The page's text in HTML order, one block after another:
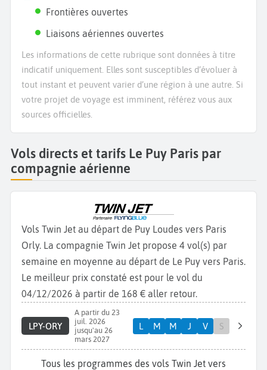
Frontières ouvertes
Liaisons aériennes ouvertes
Les informations de cette rubrique sont données à titre
indicatif uniquement. Elles sont susceptibles d’évoluer à
tout instant et peuvent varier d’une région à une autre. Si
votre projet de voyage est imminent, référez vous aux
sources officielles.
Vols directs et tarifs Le Puy Paris par
compagnie aérienne
Vols Twin Jet au départ de Puy Loudes vers Paris
Orly. La compagnie Twin Jet propose 4 vol(s) par
semaine en moyenne au départ de Le Puy vers Paris.
Le meilleur prix constaté est pour le vol du
04/12/2026 à partir de 168 € aller retour.
LPY-ORY
A partir du 23
juil. 2026
jusqu'au 26
mars 2027
L M M J V S
Tous les programmes des vols Twin Jet vers